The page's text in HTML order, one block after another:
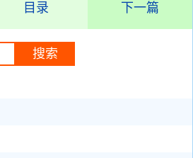
目录 下一篇